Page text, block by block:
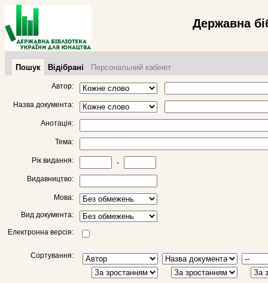
Державна
Пошук Відібрані Персональний кабінет
Автор:
Назва документа:
Анотація:
Тема:
Рік видання: -
Видавництво:
Мова:
Вид документа:
Електронна версія:
Сортування: